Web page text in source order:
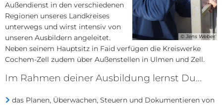
© Jens Weber
Außendienst in den verschiedenen
Regionen unseres Landkreises
unterwegs und wirst intensiv von
unseren Ausbildern angeleitet.
Neben seinem Hauptsitz in Faid verfügen die Kreiswerke
Cochem-Zell zudem über Außenstellen in Ulmen und Zell.
Im Rahmen deiner Ausbildung lernst Du...
das Planen, Überwachen, Steuern und Dokumentieren von